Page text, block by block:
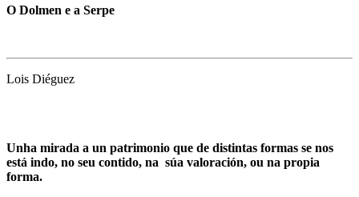
O Dolmen e a Serpe
Lois Diéguez
Unha mirada a un patrimonio que de distintas formas se nos
está indo, no seu contido, na súa valoración, ou na propia
forma.